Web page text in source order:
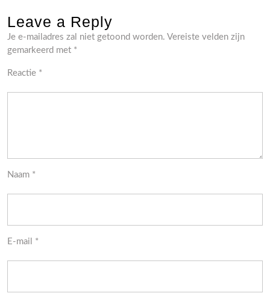
Leave a Reply
Je e-mailadres zal niet getoond worden. Vereiste velden zijn
gemarkeerd met *
Reactie *
Naam *
E-mail *